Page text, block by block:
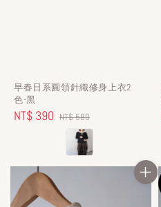
早春日系圓領針織修身上衣2
色-黑
Sale
NT$ 390 Regular
price
NT$ 580